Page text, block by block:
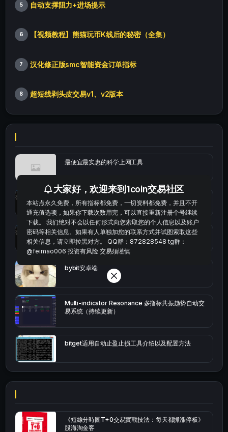
5 自动支撑阻力+进场提示
6 【视频教程】熊猫玩币K线后的秘密（全集）
7 汉化修正版smc智能资金订单指标
8 超短线剥头皮交易v1、v2版本
最便宜最实惠的科学上网工具
okx的短线量化的免费版本
bybit安卓端
Multi-indicator Resonance 多指标共振趋势自动交
易系统（持续更新）
bitget适用自动止盈止损工具介绍以及配置方法
《短線分時圖T+0交易實戰技法：每天都抓漲停板》
股海淘金客
大家好，欢迎来到1coin交易社区
本站点永久免费，所有指标都免费，一切资料都免费，并且不开
通充值选项，如果你下载次数用完，可以直接重新注册个号继续
下载。 我们绝对不会以任何形式向您索取您的个人信息以及账户
密码等相关信息。如果有人单独加您的联系方式并试图索取这些
相关信息，请立即拉黑对方。 QQ群：872828548 tg群：
@feimao006 投资有风险 交易须谨慎